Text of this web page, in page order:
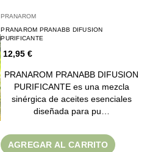
PRANAROM
PRANAROM PRANABB DIFUSION
PURIFICANTE
12,95 €
PRANAROM PRANABB DIFUSION
PURIFICANTE es una mezcla
sinérgica de aceites esenciales
diseñada para pu…
AGREGAR AL CARRITO